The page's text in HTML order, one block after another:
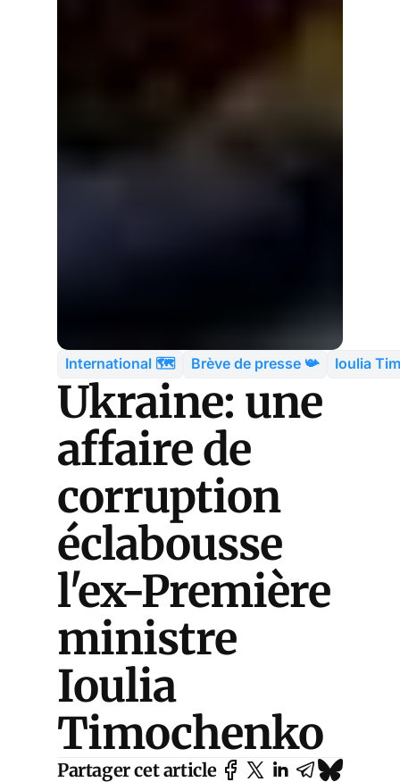
International 🗺️ Brève de presse 📯 Ioulia
Ukraine: une
affaire de
corruption
éclabousse
l'ex-Première
ministre
Ioulia
Timochenko
Partager cet article